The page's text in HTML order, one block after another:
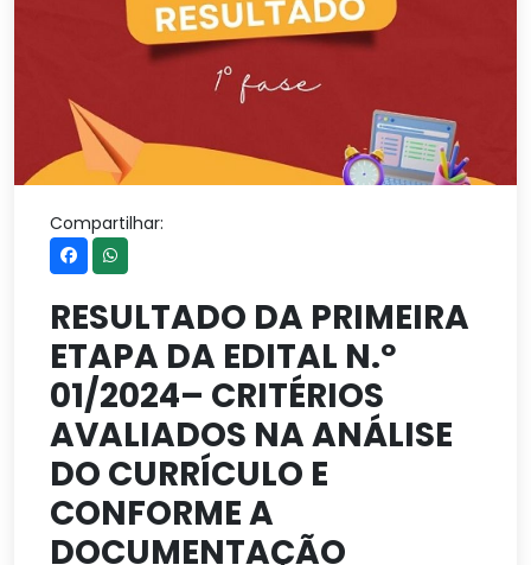
Compartilhar:
RESULTADO DA PRIMEIRA
ETAPA DA EDITAL N.º
01/2024– CRITÉRIOS
AVALIADOS NA ANÁLISE
DO CURRÍCULO E
CONFORME A
DOCUMENTAÇÃO